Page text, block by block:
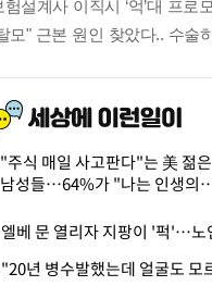
"주식 매일 사고판다"는 美 젊은
남성들…64%가 "나는 인생의